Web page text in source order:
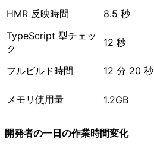
HMR 反映時間
8.5 秒
TypeScript 型チェッ
ク
12 秒
フルビルド時間
12 分 20 秒
メモリ使用量 1.2GB
開発者の一日の作業時間変化